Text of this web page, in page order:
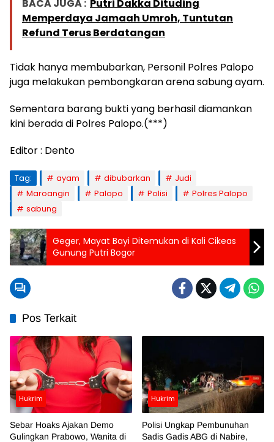
BACA JUGA : Putri Dakka Dituding
Memperdaya Jamaah Umroh, Tuntutan
Refund Terus Berdatangan
Tidak hanya membubarkan, Personil Polres Palopo
juga melakukan pembongkaran arena sabung ayam.
Sementara barang bukti yang berhasil diamankan
kini berada di Polres Palopo.(***)
Editor : Dento
Tag: ayam dibubarkan
Judi
Maroangin
Palopo Polisi
Polres Palopo
sabung
Geger, Mayat Bayi Ditemukan di Kali Cikeas
Gunung Putri Bogor
Pos Terkait
Hukrim
Sebar Hoaks Ajakan Demo
Gulingkan Prabowo, Wanita di
Hukrim
Polisi Ungkap Pembunuhan
Sadis Gadis ABG di Nabire,